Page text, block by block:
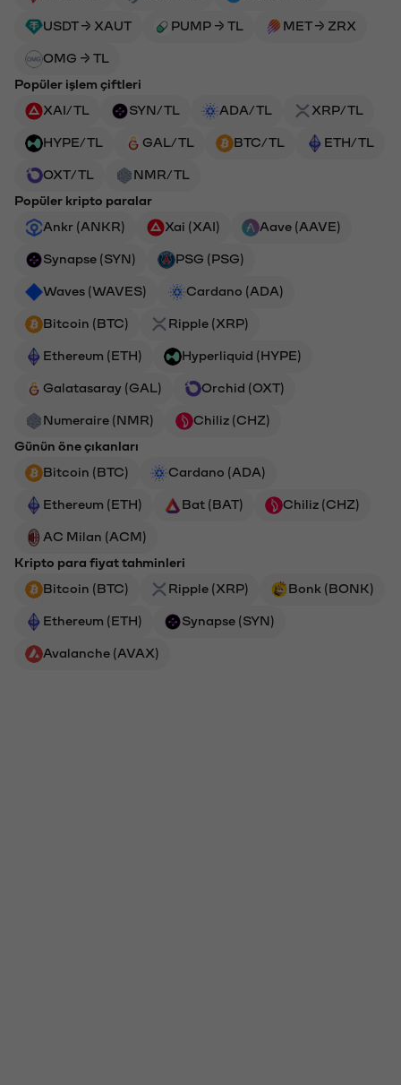
USDT → XAUT PUMP → TL MET → ZRX
OMG → TL
Popüler işlem çiftleri
XAI/TL
SYN/TL ADA/TL XRP/TL
HYPE/TL GAL/TL BTC/TL ETH/TL
OXT/TL
NMR/TL
Popüler kripto paralar
Ankr (ANKR)
Xai (XAI) Aave (AAVE)
Synapse (SYN) PSG (PSG)
Waves (WAVES) Cardano (ADA)
Bitcoin (BTC) Ripple (XRP)
Ethereum (ETH) Hyperliquid (HYPE)
Galatasaray (GAL) Orchid (OXT)
Numeraire (NMR)
Chiliz (CHZ)
Günün öne çıkanları
Bitcoin (BTC)
Cardano (ADA)
Ethereum (ETH) Bat (BAT) Chiliz (CHZ)
AC Milan (ACM)
Kripto para fiyat tahminleri
Bitcoin (BTC)
Ripple (XRP) Bonk (BONK)
Ethereum (ETH) Synapse (SYN)
Avalanche (AVAX)